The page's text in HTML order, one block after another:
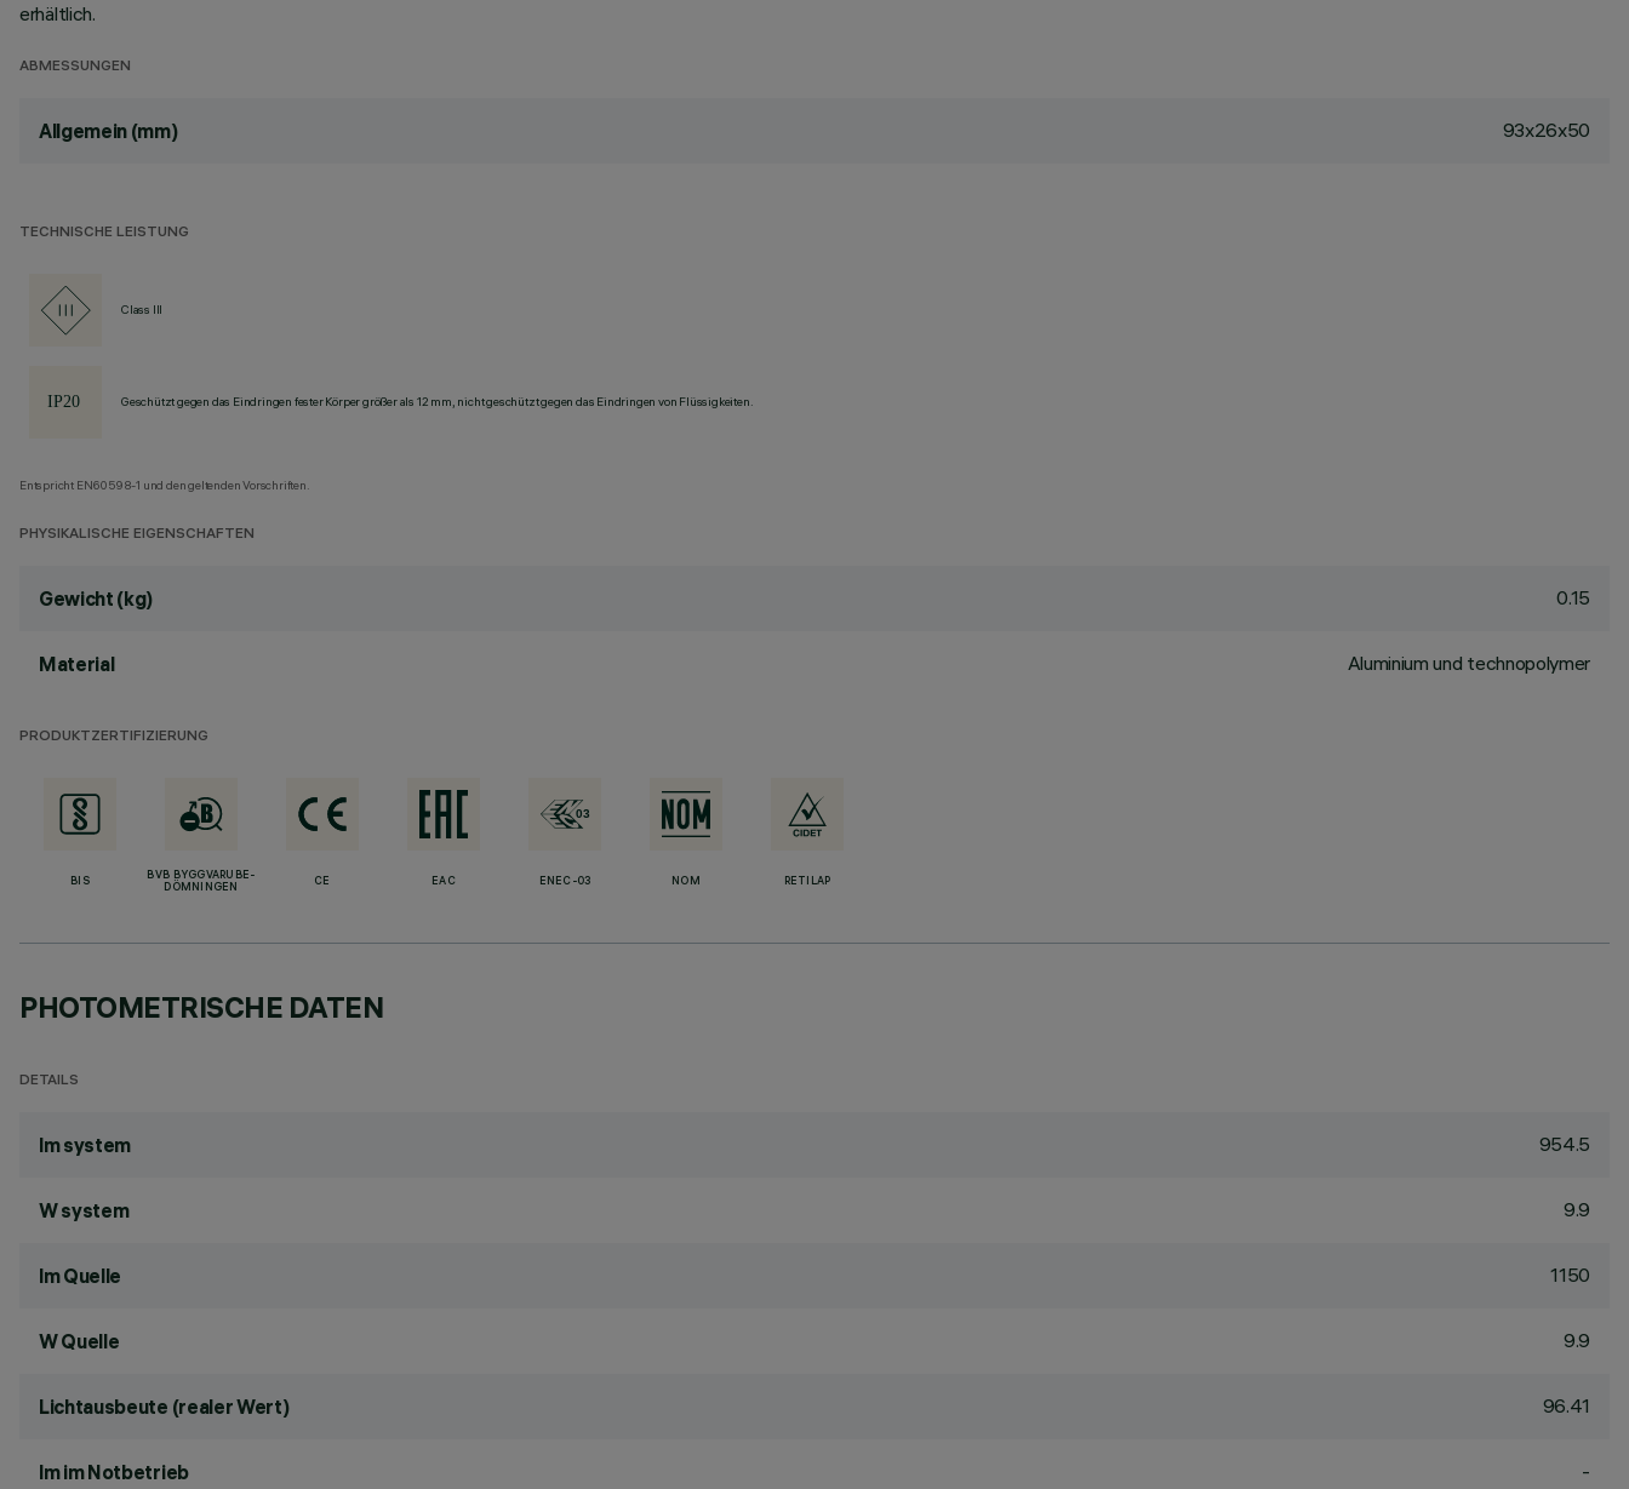
erhältlich.
ABMESSUNGEN
Allgemein (mm) 93x26x50
TECHNISCHE LEISTUNG
Class III
Geschützt gegen das Eindringen fester Körper größer als 12 mm, nicht geschützt gegen das Eindringen von Flüssigkeiten.
Entspricht EN60598-1 und den geltenden Vorschriften.
PHYSIKALISCHE EIGENSCHAFTEN
Gewicht (kg) 0.15
Material Aluminium und technopolymer
PRODUKTZERTIFIZIERUNG
BIS
BVB BYGGVARUBE-
DÖMNINGEN
CE EAC ENEC-03 NOM RETILAP
PHOTOMETRISCHE DATEN
DETAILS
lm system 954.5
W system 9.9
lm Quelle 1150
W Quelle 9.9
Lichtausbeute (realer Wert) 96.41
lm im Notbetrieb -